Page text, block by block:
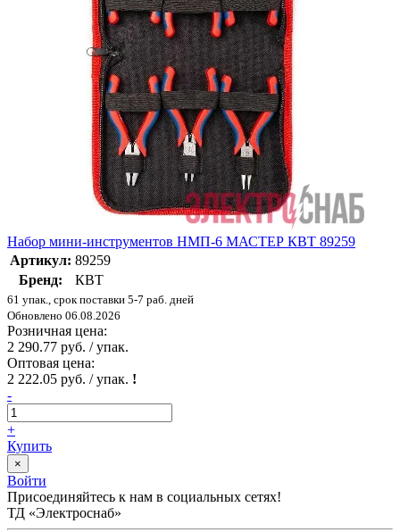
Набор мини-инструментов НМП-6 МАСТЕР КВТ 89259
Артикул: 89259
Бренд:
КВТ
61 упак., срок поставки 5-7 раб. дней
Обновлено 06.08.2026
Розничная цена:
2 290.77 руб. / упак.
Оптовая цена:
2 222.05 руб. / упак. !
-
+
Купить
×
Войти
Присоединяйтесь к нам в социальных сетях!
ТД «Электроснаб»